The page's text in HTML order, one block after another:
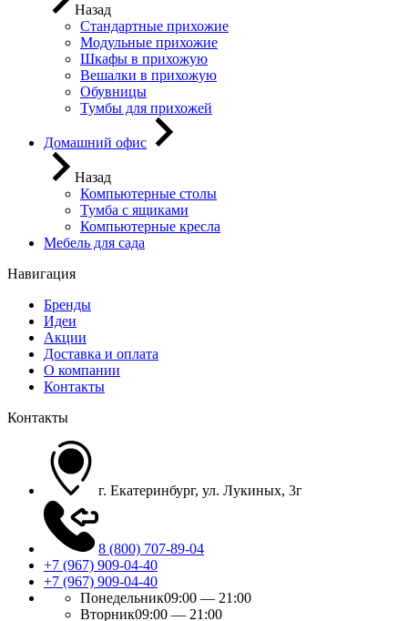
Назад
Стандартные прихожие
Модульные прихожие
Шкафы в прихожую
Вешалки в прихожую
Обувницы
Тумбы для прихожей
Домашний офис
Назад
Компьютерные столы
Тумба с ящиками
Компьютерные кресла
Мебель для сада
Навигация
Бренды
Идеи
Акции
Доставка и оплата
О компании
Контакты
Контакты
г. Екатеринбург, ул. Лукиных, 3г
8 (800) 707-89-04
+7 (967) 909-04-40
+7 (967) 909-04-40
Понедельник09:00 — 21:00
Вторник09:00 — 21:00